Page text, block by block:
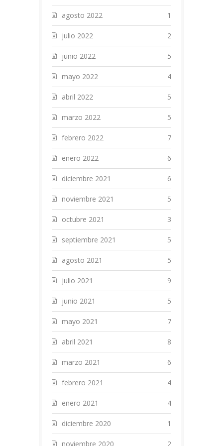
agosto 2022 1
julio 2022 2
junio 2022 5
mayo 2022 4
abril 2022 5
marzo 2022 5
febrero 2022 7
enero 2022 6
diciembre 2021 6
noviembre 2021 5
octubre 2021 3
septiembre 2021 5
agosto 2021 5
julio 2021 9
junio 2021 5
mayo 2021 7
abril 2021 8
marzo 2021 6
febrero 2021 4
enero 2021 4
diciembre 2020 1
noviembre 2020 2